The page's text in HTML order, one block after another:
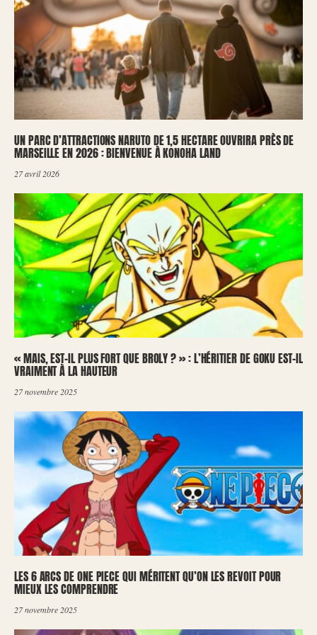
UN PARC D’ATTRACTIONS NARUTO DE 1,5 HECTARE OUVRIRA PRÈS DE
MARSEILLE EN 2026 : BIENVENUE À KONOHA LAND
27 avril 2026
« MAIS, EST-IL PLUS FORT QUE BROLY ? » : L’HÉRITIER DE GOKU EST-IL
VRAIMENT À LA HAUTEUR
27 novembre 2025
LES 6 ARCS DE ONE PIECE QUI MÉRITENT QU’ON LES REVOIT POUR
MIEUX LES COMPRENDRE
27 novembre 2025